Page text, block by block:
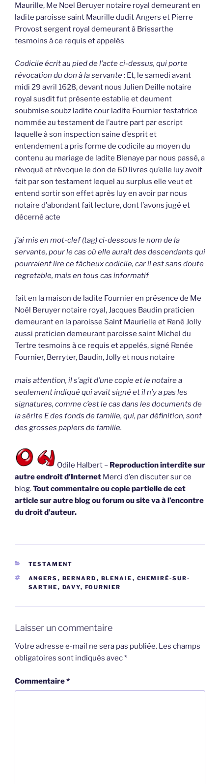
Maurille, Me Noel Beruyer notaire royal demeurant en
ladite paroisse saint Maurille dudit Angers et Pierre
Provost sergent royal demeurant à Brissarthe
tesmoins à ce requis et appelés
Codicile écrit au pied de l’acte ci-dessus, qui porte
révocation du don à la servante: Et, le samedi avant
midi 29 avril 1628, devant nous Julien Deille notaire
royal susdit fut présente establie et deument
soubmise soubz ladite cour ladite Fournier testatrice
nommée au testament de l’autre part par escript
laquelle à son inspection saine d’esprit et
entendement a pris forme de codicile au moyen du
contenu au mariage de ladite Blenaye par nous passé, a
révoqué et révoque le don de 60 livres qu’elle luy avoit
fait par son testament lequel au surplus elle veut et
entend sortir son effet après luy en avoir par nous
notaire d’abondant fait lecture, dont l’avons jugé et
décerné acte
j’ai mis en mot-clef (tag) ci-dessous le nom de la
servante, pour le cas où elle aurait des descendants qui
pourraient lire ce fâcheux codicile, car il est sans doute
regretable, mais en tous cas informatif
fait en la maison de ladite Fournier en présence de Me
Noël Beruyer notaire royal, Jacques Baudin praticien
demeurant en la paroisse Saint Maurielle et René Jolly
aussi praticien demeurant paroisse saint Michel du
Tertre tesmoins à ce requis et appelés, signé Renée
Fournier, Berryter, Baudin, Jolly et nous notaire
mais attention, il s’agit d’une copie et le notaire a
seulement indiqué qui avait signé et il n’y a pas les
signatures, comme c’est le cas dans les documents de
la sérite E des fonds de famille, qui, par définition, sont
des grosses papiers de famille.
Odile Halbert – Reproduction interdite sur
autre endroit d’Internet Merci d’en discuter sur ce
blog.Tout commentaire ou copie partielle de cet
article sur autre blog ou forum ou site va à l’encontre
du droit d’auteur.
CATÉGORIES
TESTAMENT
ÉTIQUETTES
ANGERS , BERNARD , BLENAIE , CHEMIRÉ-SUR-
SARTHE , DAVY, FOURNIER
Laisser un commentaire
Votre adresse e-mail ne sera pas publiée. Les champs
obligatoires sont indiqués avec*
Commentaire*